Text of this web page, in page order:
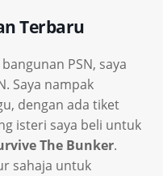
Terbaru
PSN, saya
Saya nampak
dengan ada tiket
isteri saya beli untuk
The Bunker.
sahaja untuk